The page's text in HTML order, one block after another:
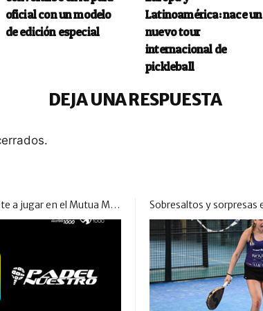
oficial con un modelo
de edición especial
Latinoamérica: nace un
nuevo tour
internacional de
pickleball
DEJA UNA RESPUESTA
Grupo Padel Nuestro se mete a jugar en el Mutua Madrid Open